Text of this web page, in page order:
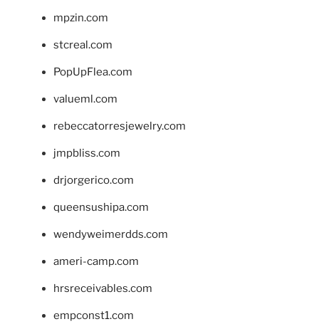
mpzin.com
stcreal.com
PopUpFlea.com
valueml.com
rebeccatorresjewelry.com
jmpbliss.com
drjorgerico.com
queensushipa.com
wendyweimerdds.com
ameri-camp.com
hrsreceivables.com
empconst1.com